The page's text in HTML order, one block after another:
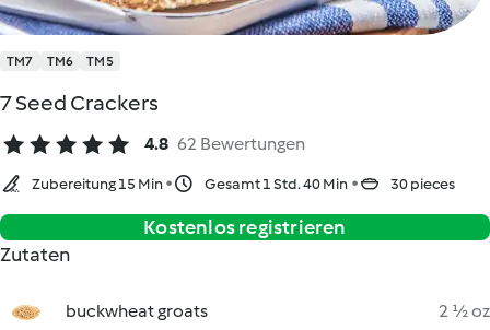
TM7 TM6 TM5
7 Seed Crackers
4.8 62 Bewertungen
Zubereitung 15 Min Gesamt 1 Std. 40 Min 30 pieces
Kostenlos registrieren
Zutaten
buckwheat groats 2 ½ oz